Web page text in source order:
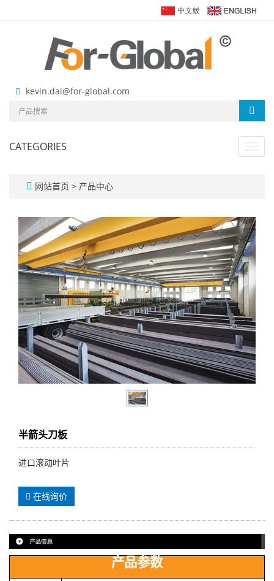
kevin.dai@for-global.com
CATEGORIES
网站首页 > 产品中心
半箭头刀板
进口滚动叶片
在线询价
产品参数